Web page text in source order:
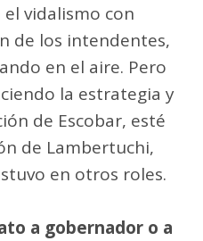
vidalismo con
de los intendentes,
en el aire. Pero
la estrategia y
de Escobar, esté
de Lambertuchi,
en otros roles.
a gobernador o a